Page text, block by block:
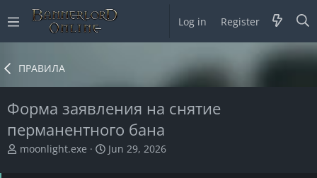
Log in Register
ПРАВИЛА
Форма заявления на снятие
перманентного бана
T
moonlight.exe
S
Jun 29, 2026